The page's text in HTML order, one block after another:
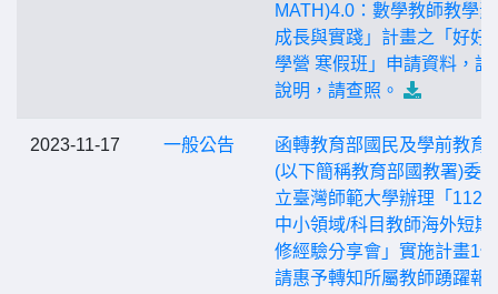
MATH)4.0：數學教師教學
成長與實踐」計畫之「好好
學營 寒假班」申請資料，詳
說明，請查照。
2023-11-17 一般公告
函轉教育部國民及學前教育
(以下簡稱教育部國教署)委
立臺灣師範大學辦理「112
中小領域/科目教師海外短期
修經驗分享會」實施計畫1
請惠予轉知所屬教師踴躍報